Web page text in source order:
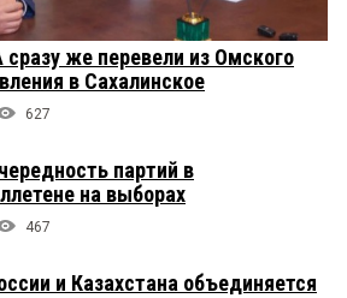
же перевели из Омского
в Сахалинское
627
партий в
на выборах
467
и Казахстана объединяется